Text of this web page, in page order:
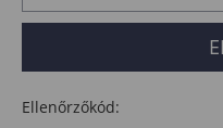
Ellenőrzőkód: